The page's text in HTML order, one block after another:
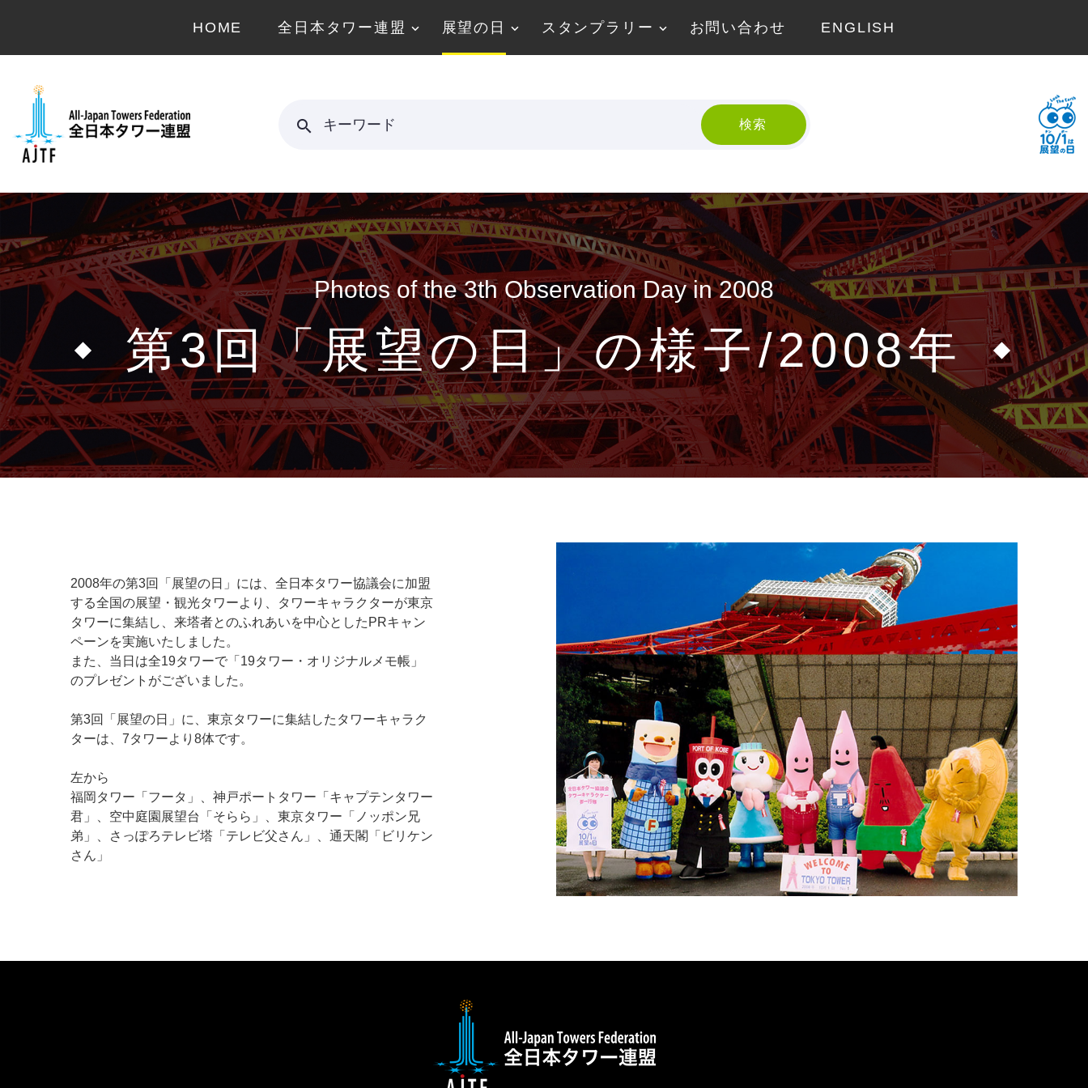
HOME 全日本タワー連盟 展望の日 スタンプラリー お問い合わせ ENGLISH
キーワード 検索
Photos of the 3th Observation Day in 2008
第3回「展望の日」の様子/2008年
2008年の第3回「展望の日」には、全日本タワー協議会に加盟
する全国の展望・観光タワーより、タワーキャラクターが東京
タワーに集結し、来塔者とのふれあいを中心としたPRキャン
ペーンを実施いたしました。
また、当日は全19タワーで「19タワー・オリジナルメモ帳」
のプレゼントがございました。
第3回「展望の日」に、東京タワーに集結したタワーキャラク
ターは、7タワーより8体です。
左から
福岡タワー「フータ」、神戸ポートタワー「キャプテンタワー
君」、空中庭園展望台「そらら」、東京タワー「ノッポン兄
弟」、さっぽろテレビ塔「テレビ父さん」、通天閣「ビリケン
さん」